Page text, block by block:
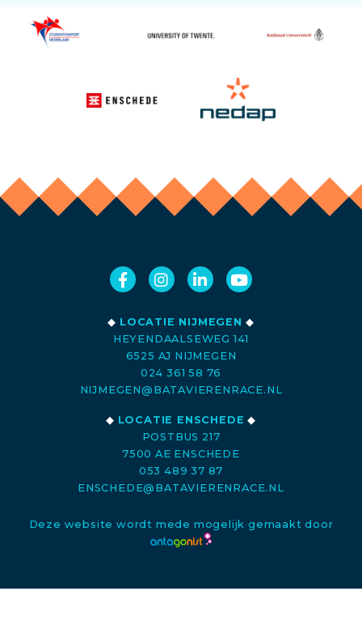
◆ LOCATIE NIJMEGEN ◆
HEYENDAALSEWEG 141
6525 AJ NIJMEGEN
024 361 58 76
NIJMEGEN@BATAVIERENRACE.NL
◆ LOCATIE ENSCHEDE ◆
POSTBUS 217
7500 AE ENSCHEDE
053 489 37 87
ENSCHEDE@BATAVIERENRACE.NL
Deze website wordt mede mogelijk gemaakt door